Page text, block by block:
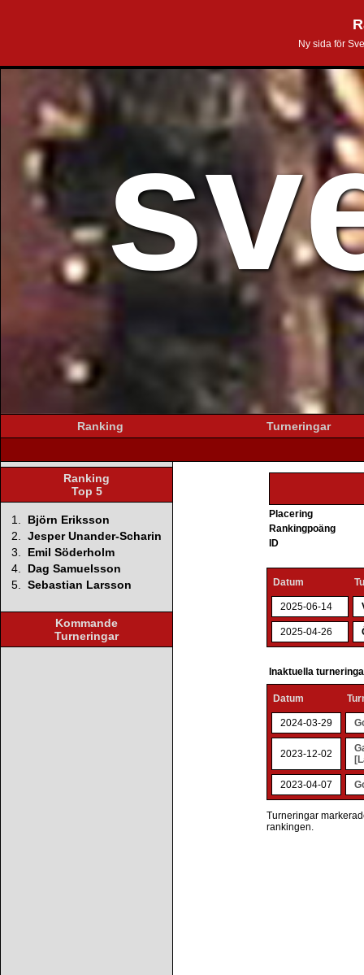
Ny sida för
Ranking Turneringar
Ranking
Top 5
1.
Björn Eriksson
2. Jesper Unander-Scharin
3.
Emil Söderholm
4.
Dag Samuelsson
5. Sebastian Larsson
Kommande
Turneringar
Placering
Rankingpoäng
ID
Datum
2025-06-14
2025-04-26
Inaktuella
Datum
2024-03-29
2023-12-02
2023-04-07
Turneringar
rankingen.